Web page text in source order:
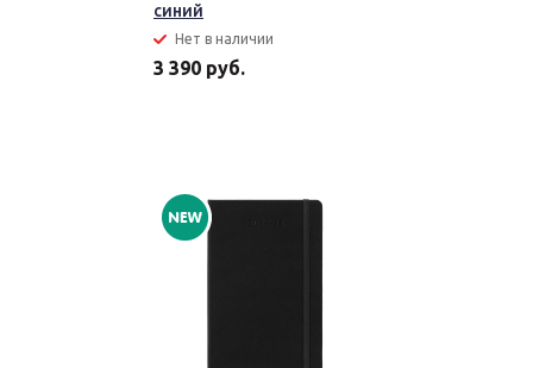
синий
Нет в наличии
3 390 руб.